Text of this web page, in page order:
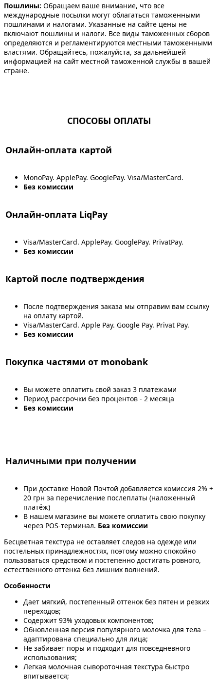
Пошлины: Обращаем ваше внимание, что все
международные посылки могут облагаться таможенными
пошлинами и налогами. Указанные на сайте цены не
включают пошлины и налоги. Все виды таможенных сборов
определяются и регламентируются местными таможенными
властями. Обращайтесь, пожалуйста, за дальнейшей
информацией на сайт местной таможенной службы в вашей
стране.
СПОСОБЫ ОПЛАТЫ
Онлайн-оплата картой
MonoPay. ApplePay. GooglePay. Visa/MasterCard.
Без комиссии
Онлайн-оплата LiqPay
Visa/MasterCard. ApplePay. GooglePay. PrivatPay.
Без комиссии
Картой после подтверждения
После подтверждения заказа мы отправим вам ссылку
на оплату картой.
Visa/MasterCard. Apple Pay. Google Pay. Privat Pay.
Без комиссии
Покупка частями от monobank
Вы можете оплатить свой заказ 3 платежами
Период рассрочки без процентов - 2 месяца
Без комиссии
Наличными при получении
При доставке Новой Почтой добавляется комиссия 2% +
20 грн за перечисление послеплаты (наложенный
платёж)
В нашем магазине вы можете оплатить свою покупку
через POS-терминал. Без комиссии
Бесцветная текстура не оставляет следов на одежде или
постельных принадлежностях, поэтому можно спокойно
пользоваться средством и постепенно достигать ровного,
естественного оттенка без лишних волнений.
Особенности
Дает мягкий, постепенный оттенок без пятен и резких
переходов;
Содержит 93% уходовых компонентов;
Обновленная версия популярного молочка для тела –
адаптирована специально для лица;
Не забивает поры и подходит для повседневного
использования;
Легкая молочная сывороточная текстура быстро
впитывается;